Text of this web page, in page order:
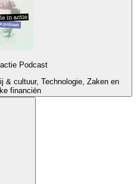
Podcast
& cultuur, Technologie, Zaken en
financiën